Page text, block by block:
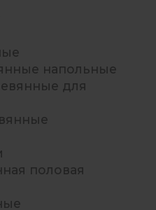
напольные
для
половая